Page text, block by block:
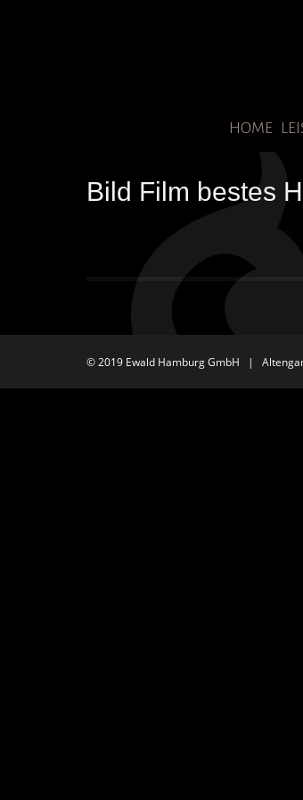
HOME
Bild Film bestes
© 2019 Ewald Hamburg GmbH |